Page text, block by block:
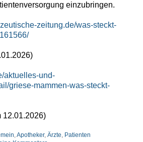
einzubringen.
zeitung.de/was-steckt-
aktuelles-und-
griese-mammen-was-steckt-
12.01.2026)
,Apotheker,Ärzte, Patienten